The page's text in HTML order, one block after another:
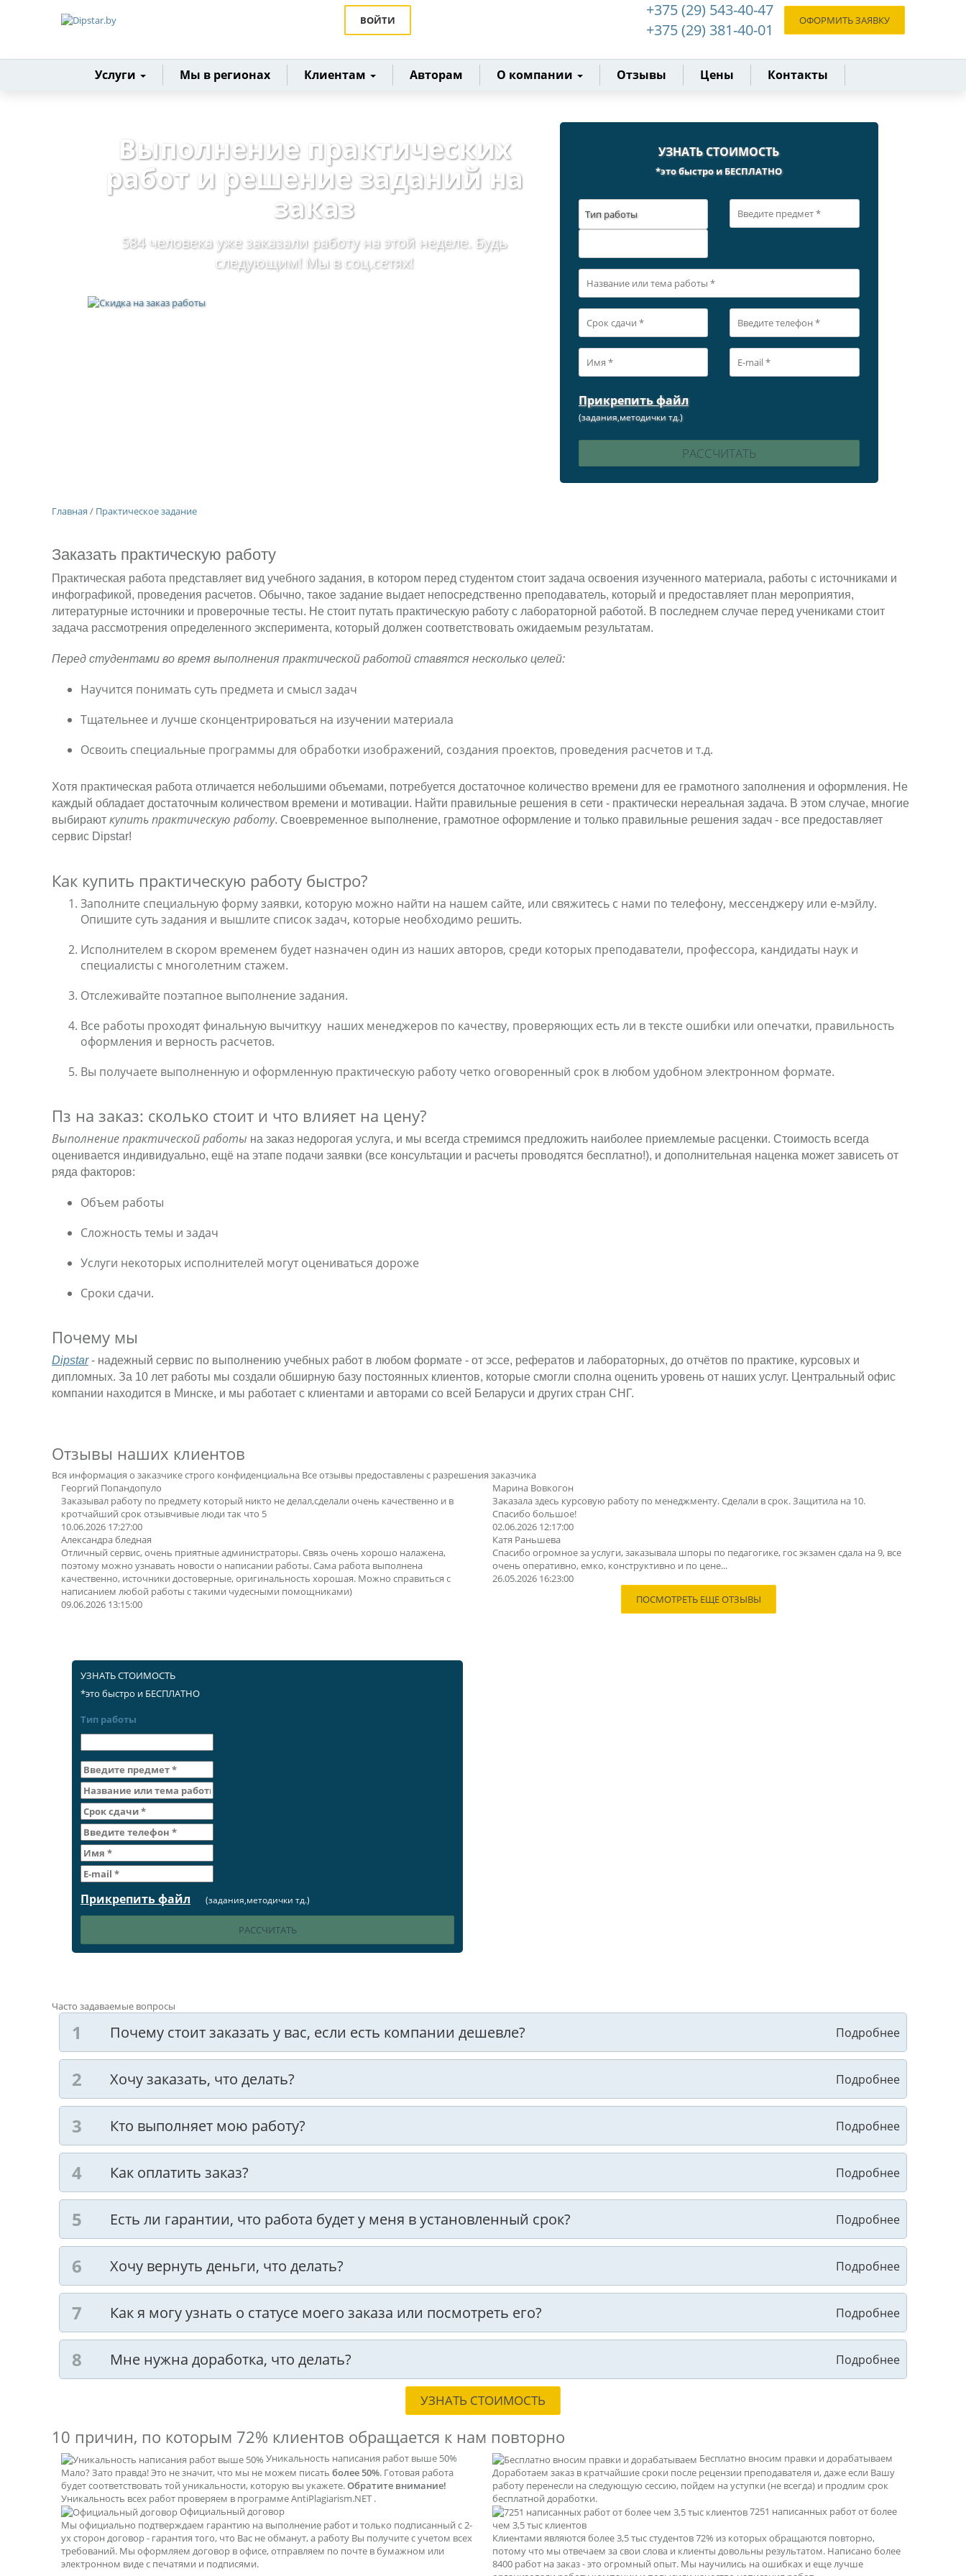
ВОЙТИ
+375 (29) 543-40-47
+375 (29) 381-40-01
ОФОРМИТЬ ЗАЯВКУ
Главная
Услуги Мы в регионах Клиентам Авторам О компании Отзывы Цены Контакты
Выполнение практических
работ и решение заданий на
заказ
584 человека уже заказали работу на этой неделе. Будь
следующим! Мы в соц.сетях!
УЗНАТЬ СТОИМОСТЬ
*это быстро и БЕСПЛАТНО
Тип работы
Прикрепить файл
(задания,методички тд.)
Главная / Практическое задание
Заказать практическую работу
Практическая работа представляет вид учебного задания, в котором перед студентом стоит задача освоения изученного материала, работы с источниками и
инфографикой, проведения расчетов. Обычно, такое задание выдает непосредственно преподаватель, который и предоставляет план мероприятия,
литературные источники и проверочные тесты. Не стоит путать практическую работу с лабораторной работой. В последнем случае перед учениками стоит
задача рассмотрения определенного эксперимента, который должен соответствовать ожидаемым результатам.
Перед студентами во время выполнения практической работой ставятся несколько целей:
Научится понимать суть предмета и смысл задач
Тщательнее и лучше сконцентрироваться на изучении материала
Освоить специальные программы для обработки изображений, создания проектов, проведения расчетов и т.д.
Хотя практическая работа отличается небольшими объемами, потребуется достаточное количество времени для ее грамотного заполнения и оформления. Не
каждый обладает достаточным количеством времени и мотивации. Найти правильные решения в сети - практически нереальная задача. В этом случае, многие
выбирают купить практическую работу. Своевременное выполнение, грамотное оформление и только правильные решения задач - все предоставляет
сервис Dipstar!
Как купить практическую работу быстро?
Заполните специальную форму заявки, которую можно найти на нашем сайте, или свяжитесь с нами по телефону, мессенджеру или е-мэйлу.
Опишите суть задания и вышлите список задач, которые необходимо решить.
Исполнителем в скором временем будет назначен один из наших авторов, среди которых преподаватели, профессора, кандидаты наук и
специалисты с многолетним стажем.
Отслеживайте поэтапное выполнение задания.
Все работы проходят финальную вычиткуу наших менеджеров по качеству, проверяющих есть ли в тексте ошибки или опечатки, правильность
оформления и верность расчетов.
Вы получаете выполненную и оформленную практическую работу четко оговоренный срок в любом удобном электронном формате.
Пз на заказ: сколько стоит и что влияет на цену?
Выполнение практической работы на заказ недорогая услуга, и мы всегда стремимся предложить наиболее приемлемые расценки. Стоимость всегда
оценивается индивидуально, ещё на этапе подачи заявки (все консультации и расчеты проводятся бесплатно!), и дополнительная наценка может зависеть от
ряда факторов:
Объем работы
Сложность темы и задач
Услуги некоторых исполнителей могут оцениваться дороже
Сроки сдачи.
Почему мы
Dipstar- надежный сервис по выполнению учебных работ в любом формате - от эссе, рефератов и лабораторных, до отчётов по практике, курсовых и
дипломных. За 10 лет работы мы создали обширную базу постоянных клиентов, которые смогли сполна оценить уровень от наших услуг. Центральный офис
компании находится в Минске, и мы работает с клиентами и авторами со всей Беларуси и других стран СНГ.
Отзывы наших клиентов
Вся информация о заказчике строго конфиденциальна Все отзывы предоставлены с разрешения заказчика
Георгий Попандопуло
Заказывал работу по предмету который никто не делал,сделали очень качественно и в
кротчайший срок отзывчивые люди так что 5
10.06.2026 17:27:00
Александра бледная
Отличный сервис, очень приятные администраторы. Связь очень хорошо налажена,
поэтому можно узнавать новости о написании работы. Сама работа выполнена
качественно, источники достоверные, оригинальность хорошая. Можно справиться с
написанием любой работы с такими чудесными помощниками)
09.06.2026 13:15:00
Марина Вовкогон
Заказала здесь курсовую работу по менеджменту. Сделали в срок. Защитила на 10.
Спасибо большое!
02.06.2026 12:17:00
Катя Раньшева
Спасибо огромное за услуги, заказывала шпоры по педагогике, гос экзамен сдала на 9, все
очень оперативно, емко, конструктивно и по цене...
26.05.2026 16:23:00
ПОСМОТРЕТЬ ЕЩЕ ОТЗЫВЫ
УЗНАТЬ СТОИМОСТЬ
*это быстро и БЕСПЛАТНО
Тип работы
Прикрепить файл (задания,методички тд.)
Часто задаваемые вопросы
Почему стоит заказать у вас, если есть компании дешевле?
Хочу заказать, что делать?
Кто выполняет мою работу?
Как оплатить заказ?
Есть ли гарантии, что работа будет у меня в установленный срок?
Хочу вернуть деньги, что делать?
Как я могу узнать о статусе моего заказа или посмотреть его?
Мне нужна доработка, что делать?
УЗНАТЬ СТОИМОСТЬ
10 причин, по которым 72% клиентов обращается к нам повторно
Уникальность написания работ выше 50%
Мало? Зато правда! Это не значит, что мы не можем писать более 50%. Готовая работа
будет соответствовать той уникальности, которую вы укажете.Обратите внимание!
Уникальность всех работ проверяем в программе AntiPlagiarism.NET .
Официальный договор
Мы официально подтверждаем гарантию на выполнение работ и только подписанный с 2-
ух сторон договор - гарантия того, что Вас не обманут, а работу Вы получите с учетом всех
требований. Мы оформляем договор в офисе, отправляем по почте в бумажном или
электронном виде с печатями и подписями.
Бесплатно вносим правки и дорабатываем
Доработаем заказ в кратчайшие сроки после рецензии преподавателя и, даже если Вашу
работу перенесли на следующую сессию, пойдем на уступки (не всегда) и продлим срок
бесплатной доработки.
7251 написанных работ от более
чем 3,5 тыс клиентов
Клиентами являются более 3,5 тыс студентов 72% из которых обращаются повторно,
потому что мы отвечаем за свои слова и клиенты довольны результатом. Написано более
8400 работ на заказ - это огромный опыт. Мы научились на ошибках и еще лучше